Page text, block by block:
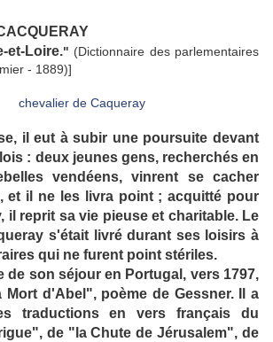
et-Loire." (Dictionnaire des parlementaires
- 1889)]
il eut à subir une poursuite devant
: deux jeunes gens, recherchés en
vendéens, vinrent se cacher
et il ne les livra point ; acquitté pour
il reprit sa vie pieuse et charitable. Le
s'était livré durant ses loisirs à
qui ne furent point stériles.
de son séjour en Portugal, vers 1797,
d'Abel", poème de Gessner. Il a
traductions en vers français du
de "la Chute de Jérusalem", de